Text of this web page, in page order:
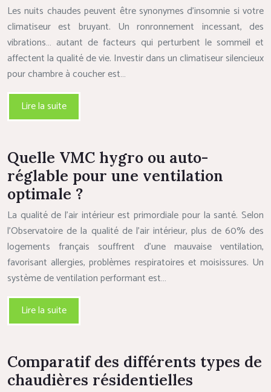
Les nuits chaudes peuvent être synonymes d’insomnie si votre
climatiseur est bruyant. Un ronronnement incessant, des
vibrations… autant de facteurs qui perturbent le sommeil et
affectent la qualité de vie. Investir dans un climatiseur silencieux
pour chambre à coucher est…
Lire la suite
Quelle VMC hygro ou auto-
réglable pour une ventilation
optimale ?
La qualité de l’air intérieur est primordiale pour la santé. Selon
l’Observatoire de la qualité de l’air intérieur, plus de 60% des
logements français souffrent d’une mauvaise ventilation,
favorisant allergies, problèmes respiratoires et moisissures. Un
système de ventilation performant est…
Lire la suite
Comparatif des différents types de
chaudières résidentielles